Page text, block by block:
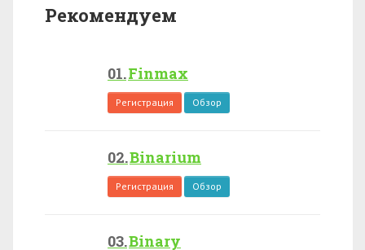
Рекомендуем
Finmax
Регистрация Обзор
Binarium
Регистрация Обзор
Binary